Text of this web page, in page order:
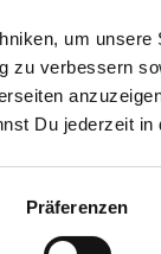
um
zu verbessern
Du jederzeit in
Präferenzen